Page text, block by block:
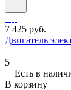
7 425 руб.
Двигатель
5
Есть в
В корзину